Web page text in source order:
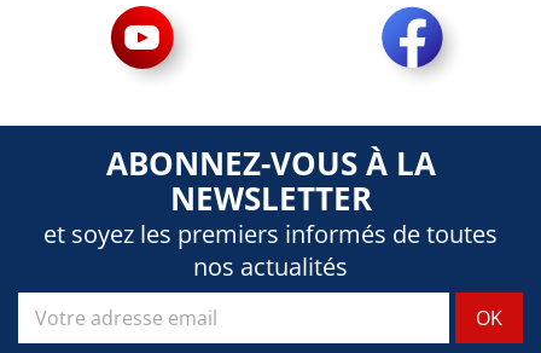
ABONNEZ-VOUS À LA
NEWSLETTER
et soyez les premiers informés de toutes
nos actualités